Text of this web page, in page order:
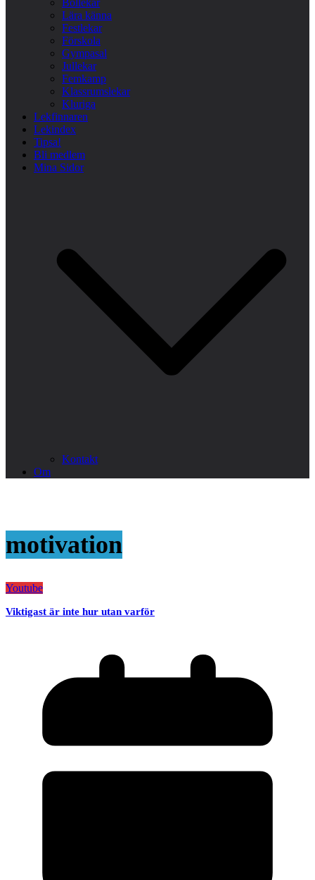
Bollekar
Lära känna
Festlekar
Förskola
Gympasal
Jullekar
Femkamp
Klassrumslekar
Kluriga
Lekfinnaren
Lekindex
Tipsa!
Bli medlem
Mina Sidor
Kontakt
Om
motivation
Youtube
Viktigast är inte hur utan varför